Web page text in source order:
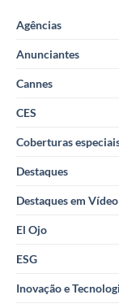
Agências
Anunciantes
Cannes
CES
Coberturas
Destaques
Destaques em Vídeo
El Ojo
ESG
Inovação e